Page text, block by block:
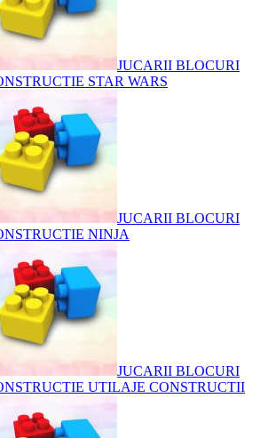
JUCARII BLOCURI
STAR WARS
JUCARII BLOCURI
NINJA
JUCARII BLOCURI
UTILAJE CONSTRUCTII